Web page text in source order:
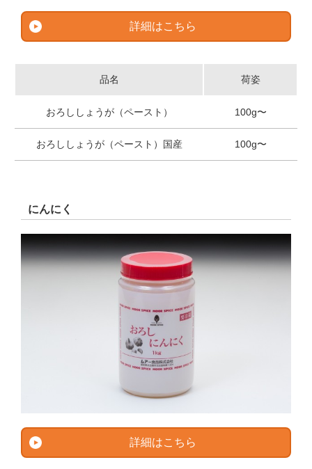
詳細はこちら
品名 荷姿
おろししょうが（ペースト） 100g〜
おろししょうが（ペースト）国産 100g〜
にんにく
詳細はこちら